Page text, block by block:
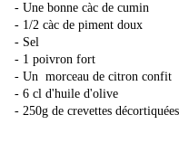
- Une bonne càc de cumin
- 1/2 càc de piment doux
- Sel
- 1 poivron fort
- Un morceau de citron confit
- 6 cl d'huile d'olive
- 250g de crevettes décortiquées